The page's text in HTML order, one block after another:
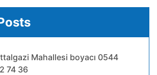
Mahallesi boyacı 0544
74 36